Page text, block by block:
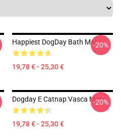
Happiest DogDay Bath Mat
19,78 € - 25,30 €
-20%
Dogday E Catnap Vasca Mat
19,78 € - 25,30 €
-20%